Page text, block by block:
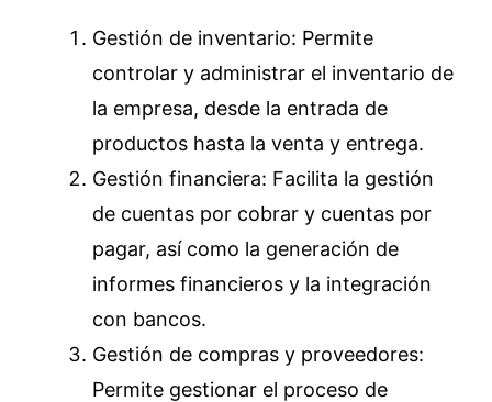
Gestión de inventario: Permite
controlar y administrar el inventario de
la empresa, desde la entrada de
productos hasta la venta y entrega.
Gestión financiera: Facilita la gestión
de cuentas por cobrar y cuentas por
pagar, así como la generación de
informes financieros y la integración
con bancos.
Gestión de compras y proveedores:
Permite gestionar el proceso de